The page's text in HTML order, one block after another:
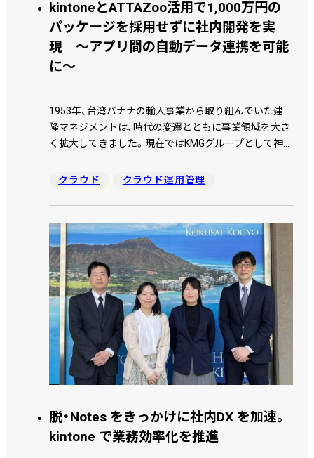
kintoneとATTAZoo活用で1,000万円の
パッケージを採用せずに社内開発を実
現 ～アプリ間の自動データ連携を可能
に～
1953年、台湾バナナの輸入事業から取り組んでいた建
隆マネジメントは、時代の変遷とともに事業領域を大き
く拡大してきました。現在ではKMGグループとして神
ト」を事業の核として、ホテルやレストランの経営、製造
クラウド クラウド運用管理
脱・Notes をきっかけに社内DX を加速。
kintone で業務効率化を推進